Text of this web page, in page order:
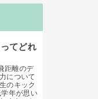
てどれ
距離のデ
について
のキック
年が思い